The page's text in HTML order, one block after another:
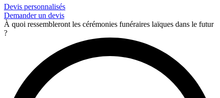
Devis personnalisés
Demander un devis
À quoi ressembleront les cérémonies funéraires laïques dans le futur
?